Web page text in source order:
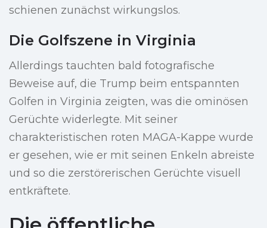
schienen zunächst wirkungslos.
Die Golfszene in Virginia
Allerdings tauchten bald fotografische
Beweise auf, die Trump beim entspannten
Golfen in Virginia zeigten, was die ominösen
Gerüchte widerlegte. Mit seiner
charakteristischen roten MAGA-Kappe wurde
er gesehen, wie er mit seinen Enkeln abreiste
und so die zerstörerischen Gerüchte visuell
entkräftete.